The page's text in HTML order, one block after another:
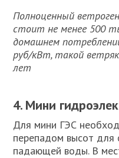
Полноценный
стоит не менее 500
домашнем
руб/кВт, такой
лет
4. Мини
Для мини ГЭС
перепадом высот для
падающей воды. В